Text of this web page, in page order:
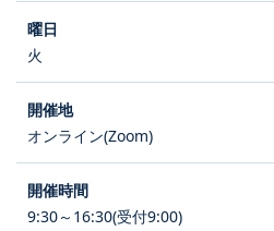
火
オンライン(Zoom)
9:30～16:30(受付9:00)